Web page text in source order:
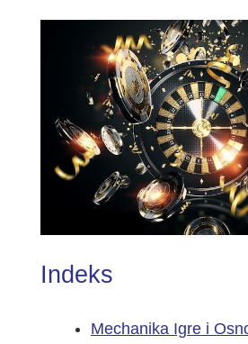
Indeks
Mechanika Igre i